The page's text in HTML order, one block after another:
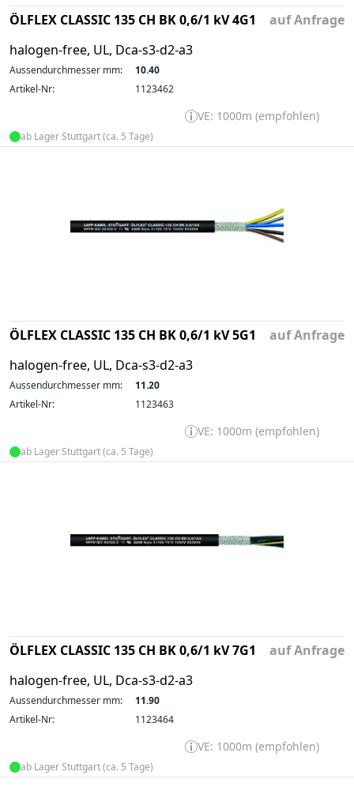
ÖLFLEX CLASSIC 135 CH BK 0,6/1 kV 4G1
halogen-free, UL, Dca-s3-d2-a3
auf Anfrage
Aussendurchmesser mm:
10.40
Artikel-Nr:
1123462
VE: 1000m (empfohlen)
ab Lager Stuttgart (ca. 5 Tage)
ÖLFLEX CLASSIC 135 CH BK 0,6/1 kV 5G1
halogen-free, UL, Dca-s3-d2-a3
auf Anfrage
Aussendurchmesser mm:
11.20
Artikel-Nr:
1123463
VE: 1000m (empfohlen)
ab Lager Stuttgart (ca. 5 Tage)
ÖLFLEX CLASSIC 135 CH BK 0,6/1 kV 7G1
halogen-free, UL, Dca-s3-d2-a3
auf Anfrage
Aussendurchmesser mm:
11.90
Artikel-Nr:
1123464
VE: 1000m (empfohlen)
ab Lager Stuttgart (ca. 5 Tage)